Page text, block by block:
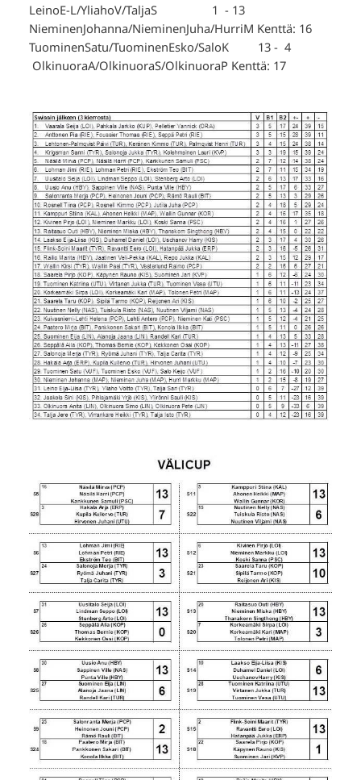
LeinoE-L/YliahoV/TaljaS 1 - 13
NieminenJohanna/NieminenJuha/HurriM Kenttä: 16
TuominenSatu/TuominenEsko/SaloK 13 - 4
OlkinuoraA/OlkinuoraS/OlkinuoraP Kenttä: 17